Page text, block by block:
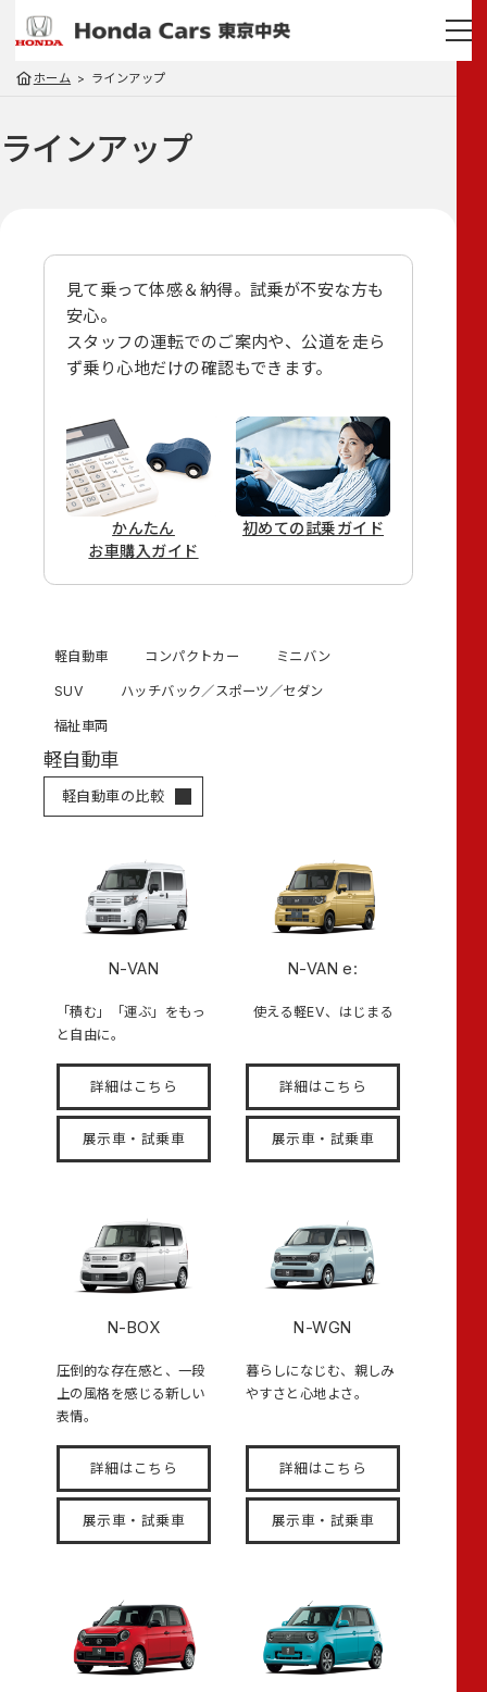
ホーム ラインアップ
ラインアップ
見て乗って体感＆納得。試乗が不安な方も
安心。
スタッフの運転でのご案内や、 公道を走ら
ず乗り心地だけの確認もできます。
かんたん
お車購入ガイド
初めての試乗ガイド
軽自動車 コンパクトカー ミニバン
SUV ハッチバック／スポーツ／セダン
福祉車両
軽自動車
軽自動車の比較
N-VAN
「積む」「運ぶ」をもっ
と自由に。
詳細はこちら
展示車・試乗車
N-VAN e:
使える軽EV、はじまる
詳細はこちら
展示車・試乗車
N-BOX
圧倒的な存在感と、一段
上の風格を感じる新しい
表情。
詳細はこちら
展示車・試乗車
N-WGN
暮らしになじむ、親しみ
やすさと心地よさ。
詳細はこちら
展示車・試乗車